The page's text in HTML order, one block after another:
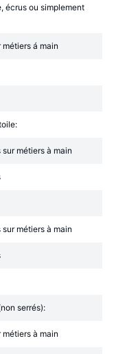
écrus ou simplement
métiers á main
sur métiers à main
sur métiers à main
serrés):
métiers à main